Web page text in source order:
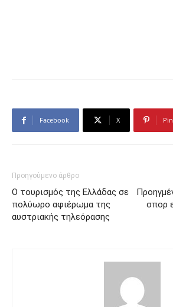
Facebook X
Προηγούμενο άρθρο
Ο τουρισμός της Ελλάδας σε
πολύωρο αφιέρωμα της
αυστριακής τηλεόρασης
σπορ